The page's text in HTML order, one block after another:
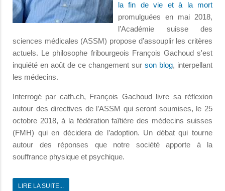
la fin de vie et à la mort
promulguées en mai 2018,
l’Académie suisse des
sciences médicales (ASSM) propose d’assouplir les critères
actuels. Le philosophe fribourgeois François Gachoud s'est
inquiété en août de ce changement sur son blog, interpellant
les médecins.
Interrogé par cath.ch, François Gachoud livre sa réflexion
autour des directives de l’ASSM qui seront soumises, le 25
octobre 2018, à la fédération faîtière des médecins suisses
(FMH) qui en décidera de l’adoption. Un débat qui tourne
autour des réponses que notre société apporte à la
souffrance physique et psychique.
LIRE LA SUITE...